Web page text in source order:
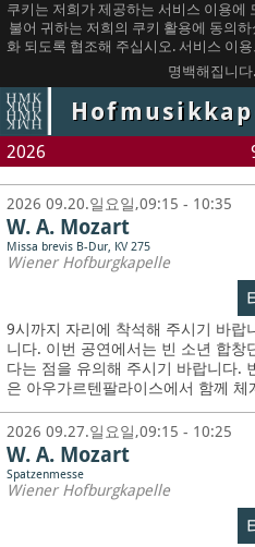
쿠키는 저희가 제공하는 서비스 이용에
불어 귀하는 저희의 쿠키 활용에 동의
화 되도록 협조해 주십시오. 서비스 이
명백해집니다.
2026
2026 09.20.일요일,09:15 - 10:35
W. A. Mozart
Missa brevis B-Dur, KV 275
Wiener Hofburgkapelle
9시까지 자리에 착석해 주시기 바랍
니다. 이번 공연에서는 빈 소년 합창
다는 점을 유의해 주시기 바랍니다.
은 아우가르텐팔라이스에서 함께
2026 09.27.일요일,09:15 - 10:25
W. A. Mozart
Spatzenmesse
Wiener Hofburgkapelle